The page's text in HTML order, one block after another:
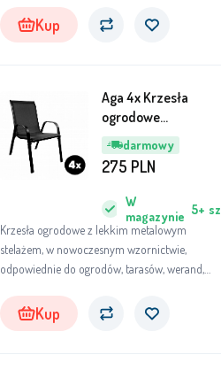
Kup
darmowy
Aga 4x Krzesła
ogrodowe
MR4400BC-4 Czarne
Krzesła ogrodowe z lekkim metalowym
stelażem, w nowoczesnym wzornictwie,
odpowiednie do ogrodów, tarasów, werand,
W
magazynie 5+
275 PLN
Kup